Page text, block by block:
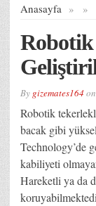
Anasayfa » »
Robotik
By gizemates164 on
Robotik
bacak gibi
Technology’de
kabiliyeti
Hareketli ya da